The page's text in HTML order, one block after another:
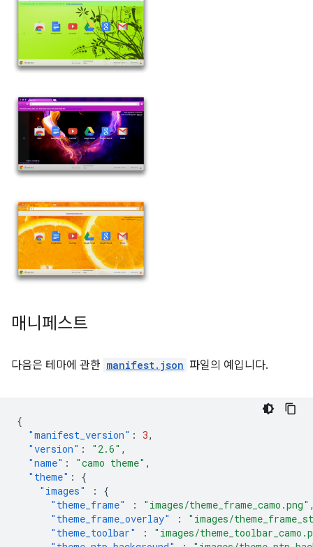
매니페스트
다음은 테마에 관한 manifest.json 파일의 예입니다.
{
"manifest_version" : 3,
"version" : "2.6" ,
"name" : "camo theme" ,
"theme" :
{
"images"
:
{
"theme_frame"
: "images/theme_frame_camo.png"
"theme_frame_overlay"
:
"images/
"theme_toolbar"
:
"images/